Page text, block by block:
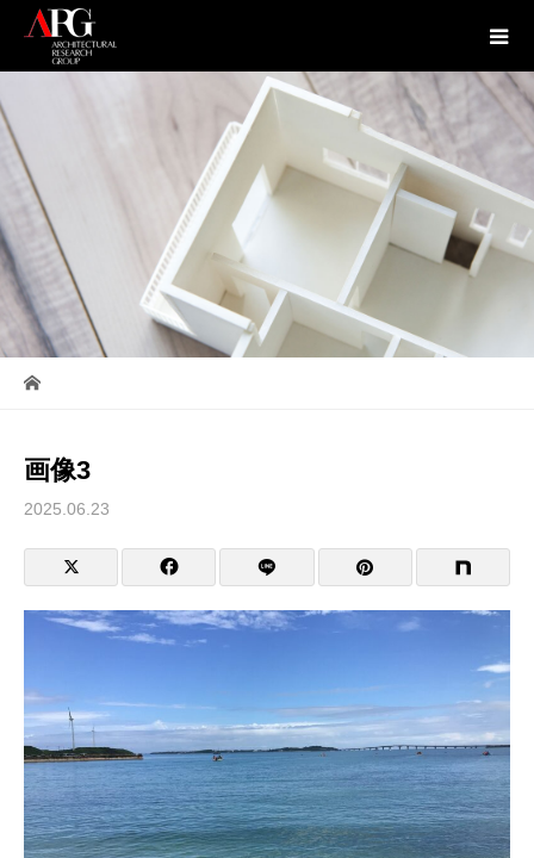
画像3
2025.06.23